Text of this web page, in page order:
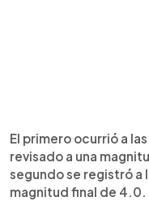
El primero ocurrió a
revisado a una
segundo se registró a
magnitud final de 4.0.